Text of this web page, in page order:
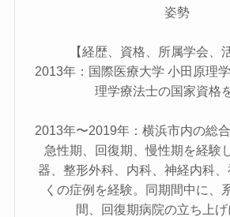
姿勢
【経歴、資格、所属学会、
2013年：国際医療大学 小田原理
理学療法士の国家資格
2013年〜2019年：横浜市内の総
急性期、回復期、慢性期を経験
器、整形外科、内科、神経内科
くの症例を経験。同期間中に、
間、回復期病院の立ち上げ